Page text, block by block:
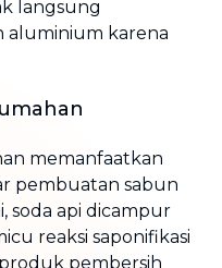
langsung
aluminium karena
memanfaatkan
pembuatan sabun
soda api dicampur
reaksi saponifikasi
pembersih